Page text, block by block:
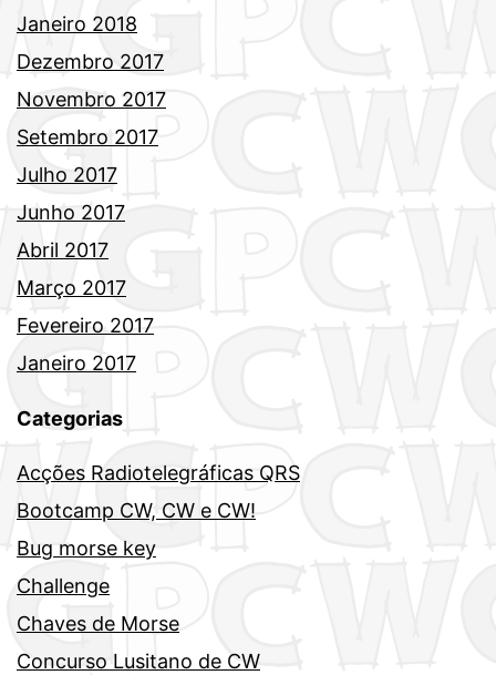
Janeiro 2018
Dezembro 2017
Novembro 2017
Setembro 2017
Julho 2017
Junho 2017
Abril 2017
Março 2017
Fevereiro 2017
Janeiro 2017
Categorias
Acções Radiotelegráficas QRS
Bootcamp CW, CW e CW!
Bug morse key
Challenge
Chaves de Morse
Concurso Lusitano de CW